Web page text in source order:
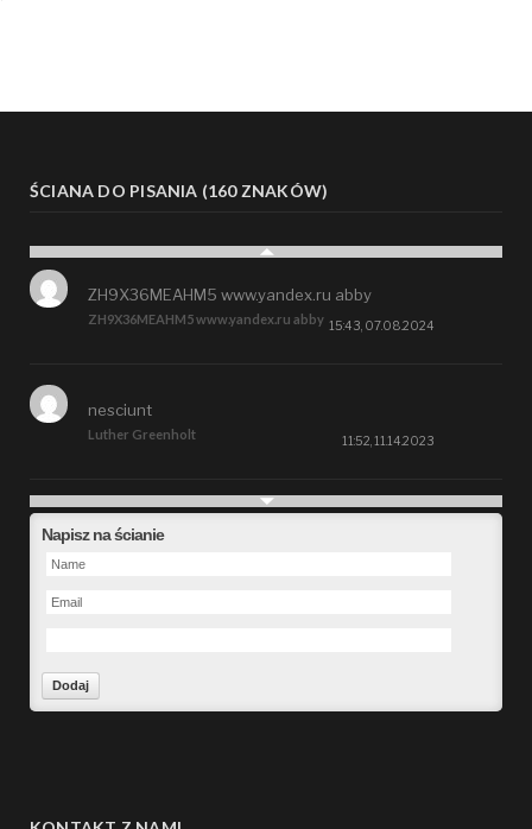
ŚCIANA DO PISANIA (160 ZNAKÓW)
ZH9X36MEAHM5 www.yandex.ru abby
ZH9X36MEAHM5 www.yandex.ru abby
15:43, 07.08.2024
Luther Greenholt
nesciunt
11:52, 11.14.2023
Future
Napisz na ścianie